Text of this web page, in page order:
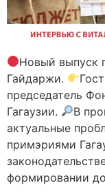
Новый выпуск
Гайдаржи.
председатель
Гагаузии.
В
актуальные
примэриями
формировании